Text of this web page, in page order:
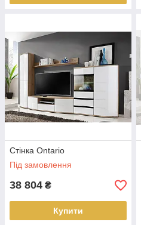
Стінка Ontario
Під замовлення
38 804 ₴
Купити